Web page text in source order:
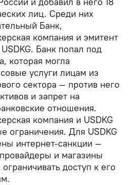
лиц. Среди них
Банк,
компания и эмитент
Банк попал под
которая могла
услуги лицам из
сектора — против него
и запрет на
отношения.
компания и USDKG
ограничения. Для USDKG
интернет-санкции —
и магазины
доступ к его